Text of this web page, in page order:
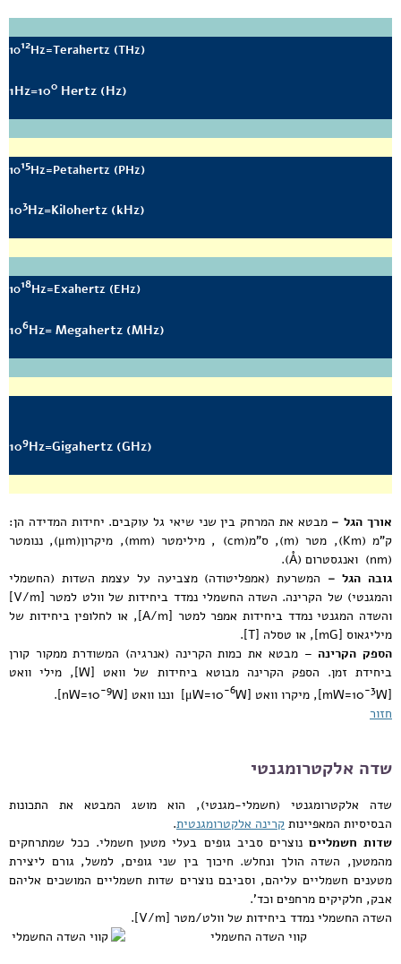
1012Hz=Terahertz (THz)
1Hz=100 Hertz (Hz)
1015Hz=Petahertz (PHz)
103Hz=Kilohertz (kHz)
1018Hz=Exahertz (EHz)
106Hz= Megahertz (MHz)
109Hz=Gigahertz (GHz)
אורך הגל – מבטא את המרחק בין שני שיאי גל עוקבים. יחידות המדידה הן:
ק"מ (Km), מטר (m), ס"מ(cm) , מילימטר (mm), מיקרון(μm), ננומטר
(nm) ואנגסטרום (Å).
גובה הגל – המשרעת (אמפליטודה) מצביעה על עצמת השדות (החשמלי
והמגנטי) של הקרינה. השדה החשמלי נמדד ביחידות של וולט למטר [V/m]
והשדה המגנטי נמדד ביחידות אמפר למטר [A/m], או לחלופין ביחידות של
מיליגאוס [mG], או טסלה [T].
הספק הקרינה – מבטא את כמות הקרינה (אנרגיה) המשודרת ממקור קורן
ביחידת זמן. הספק הקרינה מבוטא ביחידות של וואט [W], מילי וואט
[mW=10
-3W], מיקרו וואט [μW=10 -6W] וננו וואט [nW=10 -9W].
חזור
שדה אלקטרומגנטי
שדה אלקטרומגנטי (חשמלי-מגנטי), הוא מושג המבטא את התכונות
הבסיסיות המאפיינות קרינה אלקטרומגנטית.
שדות חשמליים נוצרים סביב גופים בעלי מטען חשמלי. ככל שמתרחקים
מהמטען, השדה הולך ונחלש. חיכוך בין שני גופים, למשל, גורם ליצירת
מטענים חשמליים עליהם, וסביבם נוצרים שדות חשמליים המושכים אליהם
אבק, חלקיקים מרחפים וכד'.
השדה החשמלי נמדד ביחידות של וולט/מטר [V/m].
קווי השדה החשמלי